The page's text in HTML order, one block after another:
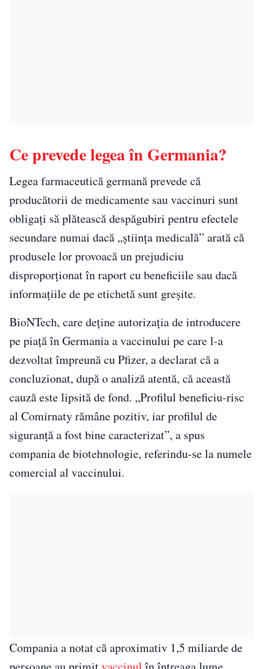
Ce prevede legea în Germania?
Legea farmaceutică germană prevede că
producătorii de medicamente sau vaccinuri sunt
obligaţi să plătească despăgubiri pentru efectele
secundare numai dacă „ştiinţa medicală” arată că
produsele lor provoacă un prejudiciu
disproporţionat în raport cu beneficiile sau dacă
informaţiile de pe etichetă sunt greşite.
BioNTech, care deţine autorizaţia de introducere
pe piaţă în Germania a vaccinului pe care l-a
dezvoltat împreună cu Pfizer, a declarat că a
concluzionat, după o analiză atentă, că această
cauză este lipsită de fond. „Profilul beneficiu-risc
al Comirnaty rămâne pozitiv, iar profilul de
siguranţă a fost bine caracterizat”, a spus
compania de biotehnologie, referindu-se la numele
comercial al vaccinului.
Compania a notat că aproximativ 1,5 miliarde de